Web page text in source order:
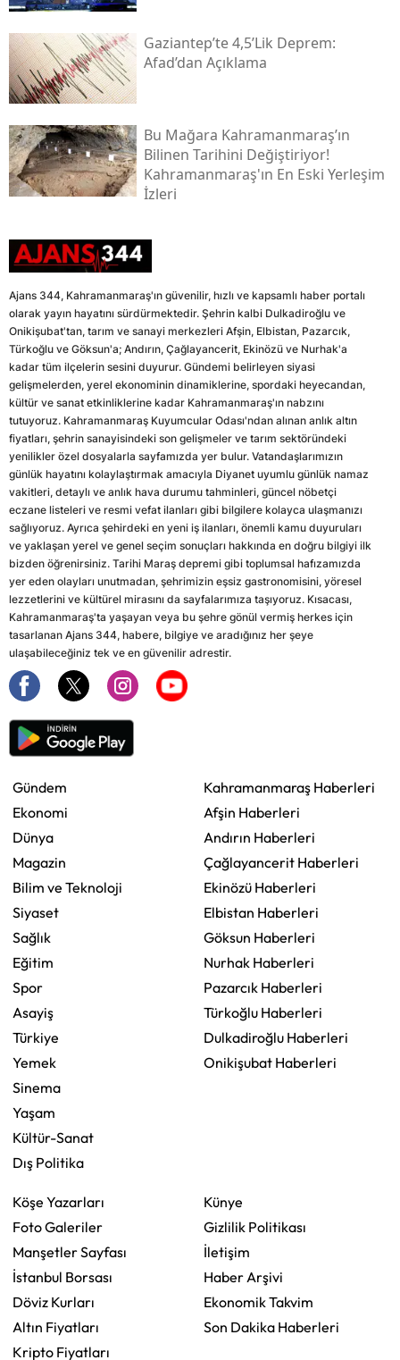
Gaziantep’te 4,5’lik Deprem:
Afad’dan Açıklama
Bu Mağara Kahramanmaraş’ın
Bilinen Tarihini Değiştiriyor!
Kahramanmaraş'ın En Eski Yerleşim
İzleri
Ajans 344, Kahramanmaraş'ın güvenilir, hızlı ve kapsamlı haber portalı
olarak yayın hayatını sürdürmektedir. Şehrin kalbi Dulkadiroğlu ve
Onikişubat'tan, tarım ve sanayi merkezleri Afşin, Elbistan, Pazarcık,
Türkoğlu ve Göksun'a; Andırın, Çağlayancerit, Ekinözü ve Nurhak'a
kadar tüm ilçelerin sesini duyurur. Gündemi belirleyen siyasi
gelişmelerden, yerel ekonominin dinamiklerine, spordaki heyecandan,
kültür ve sanat etkinliklerine kadar Kahramanmaraş'ın nabzını
tutuyoruz. Kahramanmaraş Kuyumcular Odası'ndan alınan anlık altın
fiyatları, şehrin sanayisindeki son gelişmeler ve tarım sektöründeki
yenilikler özel dosyalarla sayfamızda yer bulur. Vatandaşlarımızın
günlük hayatını kolaylaştırmak amacıyla Diyanet uyumlu günlük namaz
vakitleri, detaylı ve anlık hava durumu tahminleri, güncel nöbetçi
eczane listeleri ve resmi vefat ilanları gibi bilgilere kolayca ulaşmanızı
sağlıyoruz. Ayrıca şehirdeki en yeni iş ilanları, önemli kamu duyuruları
ve yaklaşan yerel ve genel seçim sonuçları hakkında en doğru bilgiyi ilk
bizden öğrenirsiniz. Tarihi Maraş depremi gibi toplumsal hafızamızda
yer eden olayları unutmadan, şehrimizin eşsiz gastronomisini, yöresel
lezzetlerini ve kültürel mirasını da sayfalarımıza taşıyoruz. Kısacası,
Kahramanmaraş'ta yaşayan veya bu şehre gönül vermiş herkes için
tasarlanan Ajans 344, habere, bilgiye ve aradığınız her şeye
ulaşabileceğiniz tek ve en güvenilir adrestir.
Gündem
Ekonomi
Dünya
Magazin
Bilim ve Teknoloji
Siyaset
Sağlık
Eğitim
Spor
Asayiş
Türkiye
Yemek
Sinema
Yaşam
Kültür-Sanat
Dış Politika
Kahramanmaraş Haberleri
Afşin Haberleri
Andırın Haberleri
Çağlayancerit Haberleri
Ekinözü Haberleri
Elbistan Haberleri
Göksun Haberleri
Nurhak Haberleri
Pazarcık Haberleri
Türkoğlu Haberleri
Dulkadiroğlu Haberleri
Onikişubat Haberleri
Köşe Yazarları
Foto Galeriler
Manşetler Sayfası
İstanbul Borsası
Döviz Kurları
Altın Fiyatları
Kripto Fiyatları
Künye
Gizlilik Politikası
İletişim
Haber Arşivi
Ekonomik Takvim
Son Dakika Haberleri